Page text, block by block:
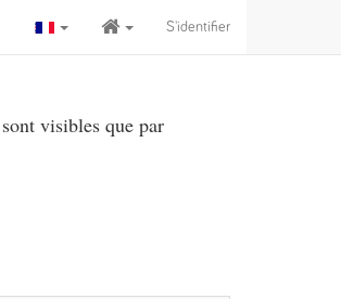
S'identifier
visibles que par